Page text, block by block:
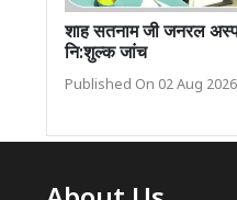
शाह सतनाम जी जनरल
नि:शुल्क जांच
Published On 02 Aug